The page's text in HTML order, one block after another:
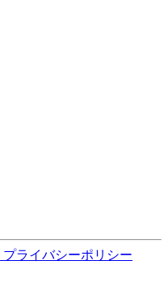
プライバシーポリシー